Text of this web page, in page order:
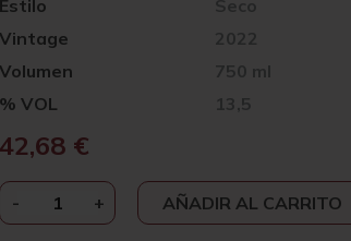
Vintage 2022
Volumen 750 ml
% VOL 13,5
Estilo Seco
42,68 €
-BODEGAS
EL
+ AÑADIR AL CARRITO